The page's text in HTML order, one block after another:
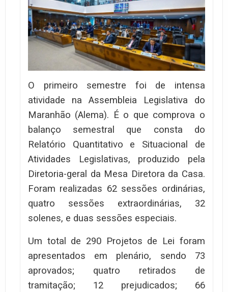
O primeiro semestre foi de intensa
atividade na Assembleia Legislativa do
Maranhão (Alema). É o que comprova o
balanço semestral que consta do
Relatório Quantitativo e Situacional de
Atividades Legislativas, produzido pela
Diretoria-geral da Mesa Diretora da Casa.
Foram realizadas 62 sessões ordinárias,
quatro sessões extraordinárias, 32
solenes, e duas sessões especiais.
Um total de 290 Projetos de Lei foram
apresentados em plenário, sendo 73
aprovados; quatro retirados de
tramitação; 12 prejudicados; 66